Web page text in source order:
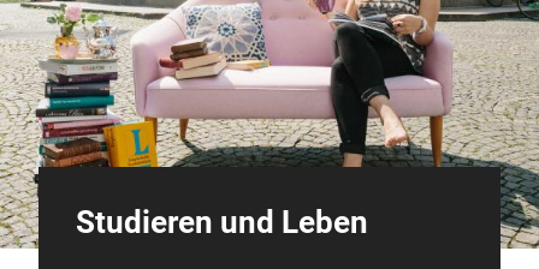
Studieren und Leben